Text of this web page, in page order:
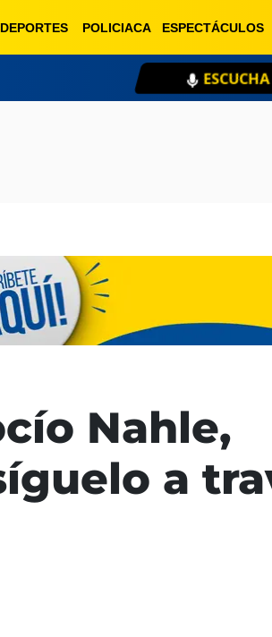
DEPORTES POLICIACA ESPECTÁCULOS
Nahle,
a